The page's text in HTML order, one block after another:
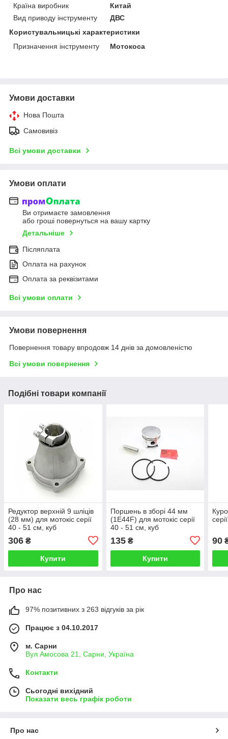
Країна виробник
Китай
Вид приводу інструменту
ДВС
Користувальницькі характеристики
Призначення інструменту
Мотокоса
Умови доставки
Нова Пошта
Самовивіз
Всі умови доставки
Умови оплати
Ви отримаєте замовлення
або гроші повернуться на вашу картку
Детальніше
Післяплата
Оплата на рахунок
Оплата за реквізитами
Всі умови оплати
Умови повернення
Повернення товару впродовж 14 днів за домовленістю
Всі умови повернення
Подібні товари компанії
Редуктор верхній 9 шліців
(28 мм) для мотокіс серії
40 - 51 см, куб
306 ₴
Купити
Поршень в зборі 44 мм
(1Е44F) для мотокіс серії
40 - 51 см, куб
135₴
Купити
90
Про нас
97% позитивних з 263 відгуків за рік
Працює з 04.10.2017
м. Сарни
Вул Амосова 21, Сарни, Україна
Контакти
Сьогодні вихідний
Показати весь графік роботи
Про нас